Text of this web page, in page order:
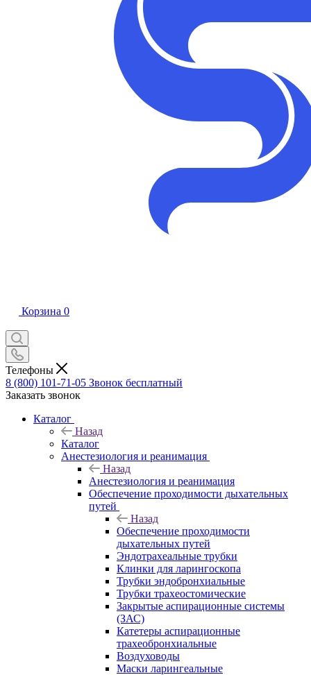
Корзина 0
Телефоны
8 (800) 101-71-05 Звонок бесплатный
Заказать звонок
Каталог
Назад
Каталог
Анестезиология и реанимация
Назад
Анестезиология и реанимация
Обеспечение проходимости дыхательных
путей
Назад
Обеспечение проходимости
дыхательных путей
Эндотрахеальные трубки
Клинки для ларингоскопа
Трубки эндобронхиальные
Трубки трахеостомические
Закрытые аспирационные системы
(ЗАС)
Катетеры аспирационные
трахеобронхиальные
Воздуховоды
Маски ларингеальные